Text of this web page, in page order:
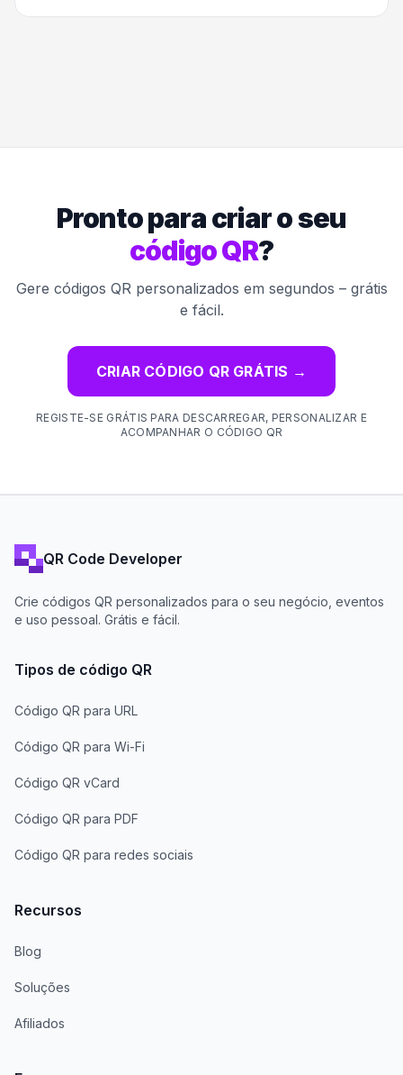
Pronto para criar o seu
código QR?
Gere códigos QR personalizados em segundos – grátis
e fácil.
CRIAR CÓDIGO QR GRÁTIS →
REGISTE-SE GRÁTIS PARA DESCARREGAR, PERSONALIZAR E
ACOMPANHAR O CÓDIGO QR
QR Code Developer
Crie códigos QR personalizados para o seu negócio, eventos
e uso pessoal. Grátis e fácil.
Tipos de código QR
Código QR para URL
Código QR para Wi-Fi
Código QR vCard
Código QR para PDF
Código QR para redes sociais
Recursos
Blog
Soluções
Afiliados